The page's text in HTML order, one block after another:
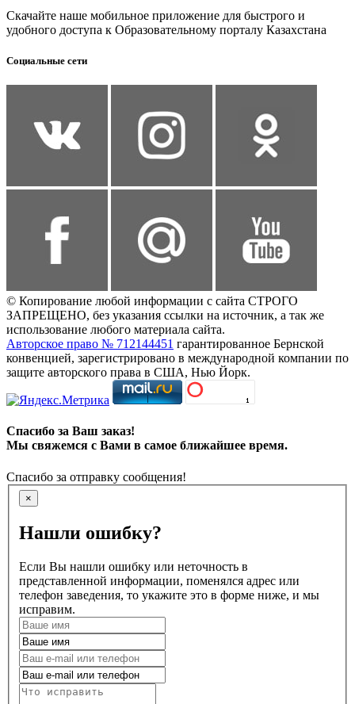
Скачайте наше мобильное приложение для быстрого и
удобного доступа к Образовательному порталу Казахстана
Социальные сети
© Копирование любой информации с сайта СТРОГО
ЗАПРЕЩЕНО, без указания ссылки на источник, а так же
использование любого материала сайта.
Авторское право № 712144451 гарантированное Бернской
конвенцией, зарегистрировано в международной компании по
защите авторского права в США, Нью Йорк.
Спасибо за Ваш заказ!
Мы свяжемся с Вами в самое ближайшее время.
Спасибо за отправку сообщения!
×
Нашли ошибку?
Если Вы нашли ошибку или неточность в
представленной информации, поменялся адрес или
телефон заведения, то укажите это в форме ниже, и мы
исправим.